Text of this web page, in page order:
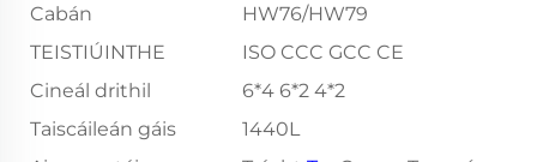
Cabán
HW76/HW79
TEISTIÚINTHE
ISO CCC GCC CE
Cineál drithil
6*4 6*2 4*2
Taiscáileán gáis
1440L